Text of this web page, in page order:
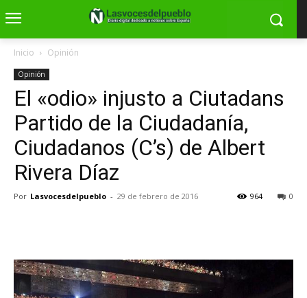
Inicio Opinión
Opinión
El «odio» injusto a Ciutadans
Partido de la Ciudadanía,
Ciudadanos (C’s) de Albert
Rivera Díaz
Por Lasvocesdelpueblo - 29 de febrero de 2016 0
964